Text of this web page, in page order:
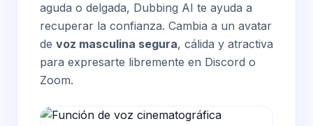
aguda o delgada, Dubbing AI te ayuda a
recuperar la confianza. Cambia a un avatar
de voz masculina segura, cálida y atractiva
para expresarte libremente en Discord o
Zoom.